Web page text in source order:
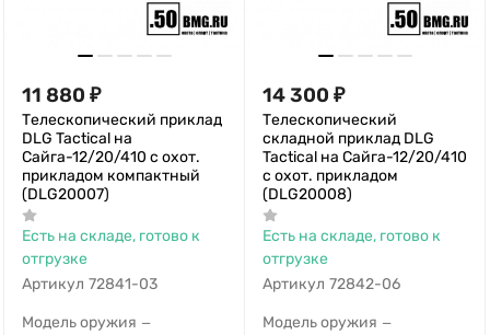
11 880 ₽
Телескопический приклад
DLG Tactical на
Сайга-12/20/410 с охот.
прикладом компактный
(DLG20007)
Есть на складе, готово к
отгрузке
Артикул 72841-03
Модель оружия —
14 300 ₽
Телескопический
складной приклад DLG
Tactical на Сайга-12/20/410
с охот. прикладом
(DLG20008)
Есть на складе, готово к
отгрузке
Артикул 72842-06
Модель оружия —